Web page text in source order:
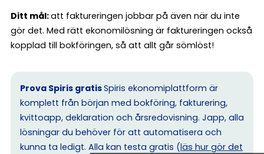
Ditt mål:att faktureringen jobbar på även när du inte
gör det. Med rätt ekonomilösning är faktureringen också
kopplad till bokföringen, så att allt går sömlöst!
Prova Spiris gratisSpiris ekonomiplattform är
komplett från början med bokföring, fakturering,
kvittoapp, deklaration och årsredovisning. Japp, alla
lösningar du behöver för att automatisera och
kunna ta ledigt. Alla kan testa gratis (läs hur gör det